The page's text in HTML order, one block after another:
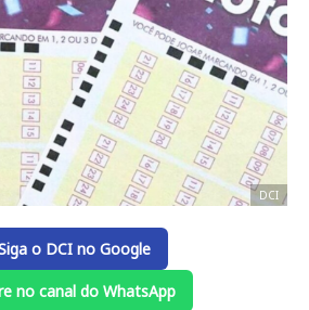
DCI
o DCI no Google
no canal do WhatsApp